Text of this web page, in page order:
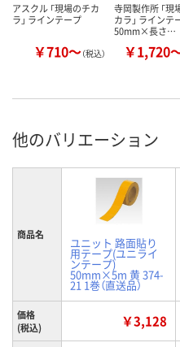
アスクル 「現場のチカ
ラ」 ラインテープ
￥710～（税込）
寺岡製作所 「現
カラ」 ラインテ
50mm×長さ…
￥1,720
他のバリエーション
商品名
ユニット 路面貼り
用テープ(ユニライ
ンテープ)
50mm×5m 黄 374-
21 1巻（直送品）
価格
(税込)
￥3,128